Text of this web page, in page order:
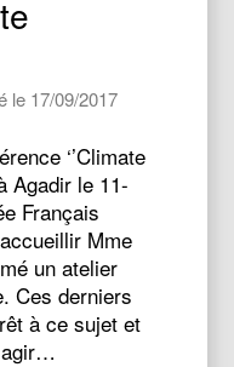
le 17/09/2017
‘’Climate
Agadir le 11-
Français
Mme
un atelier
Ces derniers
à ce sujet et
agir…